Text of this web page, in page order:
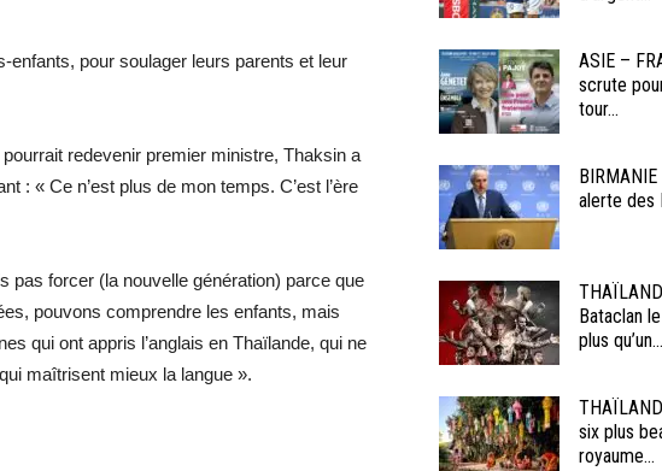
enfants, pour soulager leurs parents et leur
redevenir premier ministre, Thaksin a
: « Ce n’est plus de mon temps. C’est l’ère
forcer (la nouvelle génération) parce que
pouvons comprendre les enfants, mais
qui ont appris l’anglais en Thaïlande, qui ne
maîtrisent mieux la langue ».
ASIE –
scrute
tour...
alerte des
Bataclan
plus qu’un...
six plus
royaume...